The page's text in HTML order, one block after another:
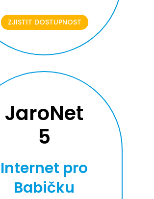
ZJISTIT DOSTUPNOST
JaroNet
5
Internet pro
Babičku